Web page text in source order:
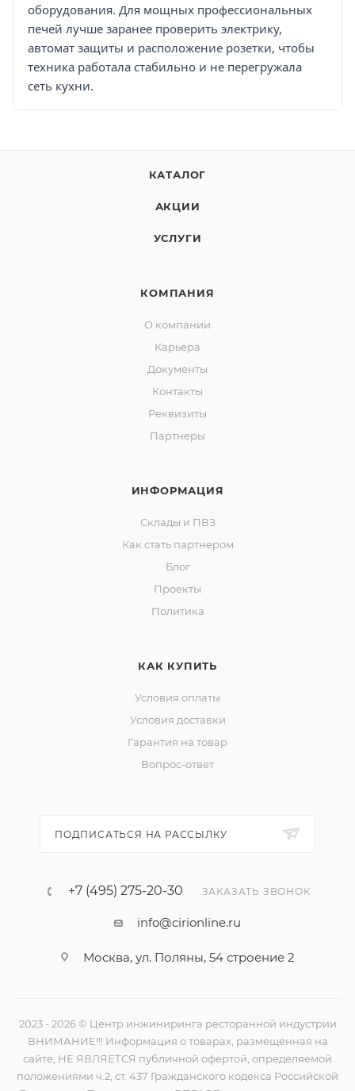
оборудования. Для мощных профессиональных
печей лучше заранее проверить электрику,
автомат защиты и расположение розетки, чтобы
техника работала стабильно и не перегружала
сеть кухни.
КАТАЛОГ
АКЦИИ
УСЛУГИ
КОМПАНИЯ
О компании
Карьера
Документы
Контакты
Реквизиты
Партнеры
ИНФОРМАЦИЯ
Склады и ПВЗ
Как стать партнером
Блог
Проекты
Политика
КАК КУПИТЬ
Условия оплаты
Условия доставки
Гарантия на товар
Вопрос-ответ
ПОДПИСАТЬСЯ НА РАССЫЛКУ
+7 (495) 275-20-30 ЗАКАЗАТЬ ЗВОНОК
info@cirionline.ru
Москва, ул. Поляны, 54 строение 2
2023 - 2026 © Центр инжиниринга ресторанной индустрии
ВНИМАНИЕ!!! Информация о товарах, размещенная на
сайте, НЕ ЯВЛЯЕТСЯ публичной офертой, определяемой
положениями ч.2, ст. 437 Гражданского кодекса Российской